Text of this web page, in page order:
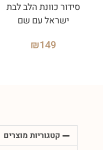
סידור כוונת הלב לבת
ישראל עם שם
₪149
קטגוריות מוצרים